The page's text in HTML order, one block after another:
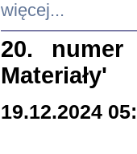
więcej...
20. numer
Materiały'
19.12.2024